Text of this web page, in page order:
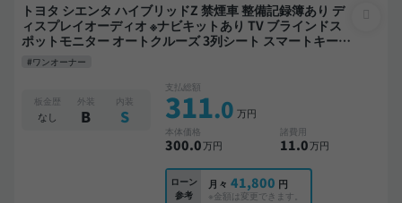
トヨタ シエンタ ハイブリッドZ 禁煙車 整備記録簿あり デ
ィスプレイオーディオ ※ナビキットあり TV ブラインドス
ポットモニター オートクルーズ 3列シート スマートキー
バックモニター 全方位カメラ ドライブレコーダー 衝突軽
減 両側電動スライドドア 7人乗り
#ワンオーナー
板金歴
なし
外装
B
内装
S
支払総額
311.0 万円
本体価格
300.0万円
諸費用
11.0万円
ローン
参考
月々 41,800 円
※金額は変更できます。